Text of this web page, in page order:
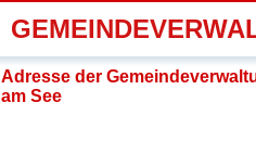
Adresse der
am See